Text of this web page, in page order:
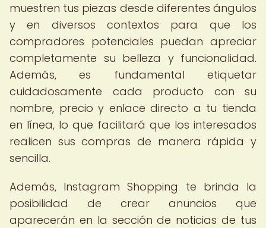
muestren tus piezas desde diferentes ángulos
y en diversos contextos para que los
compradores potenciales puedan apreciar
completamente su belleza y funcionalidad.
Además, es fundamental etiquetar
cuidadosamente cada producto con su
nombre, precio y enlace directo a tu tienda
en línea, lo que facilitará que los interesados
realicen sus compras de manera rápida y
sencilla.
Además, Instagram Shopping te brinda la
posibilidad de crear anuncios que
aparecerán en la sección de noticias de tus